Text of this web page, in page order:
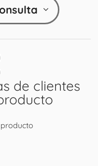
de clientes